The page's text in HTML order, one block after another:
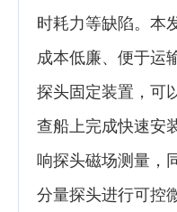
时耗力等缺陷。本
成本低廉、便于运
探头固定装置，可
查船上完成快速安
响探头磁场测量，
分量探头进行可控